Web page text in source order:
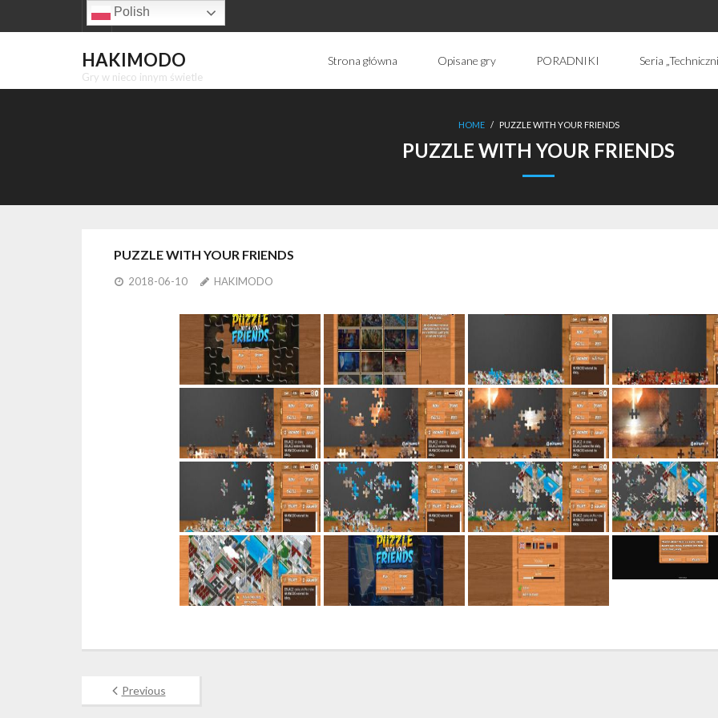
to
HAKIMODO
Gry w nieco innym świetle
Strona główna Opisane gry PORADNIKI Seria
HOME / PUZZLE WITH YOUR FRIENDS
PUZZLE WITH YOUR FRIENDS
PUZZLE WITH YOUR FRIENDS
2018-06-10 HAKIMODO
Previous
Polish